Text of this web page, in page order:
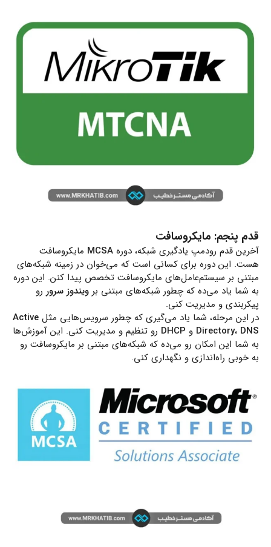
قدم پنجم: مایکروسافت
آخرین قدم رودمپ یادگیری شبکه، دوره MCSA مایکروسافت
هست. این دوره برای کسانی است که می‌خوان در زمینه شبکه‌های
مبتنی بر سیستم‌عامل‌های مایکروسافت تخصص پیدا کنن. این دوره
به شما یاد می‌ده که چطور شبکه‌های مبتنی بر ویندوز سرور رو
پیکربندی و مدیریت کنی.
در این مرحله، شما یاد می‌گیری که چطور سرویس‌هایی مثل Active
Directory، DNS و DHCP رو تنظیم و مدیریت کنی. این آموزش‌ها
به شما این امکان رو می‌ده که شبکه‌های مبتنی بر مایکروسافت رو
به خوبی راه‌اندازی و نگهداری کنی.